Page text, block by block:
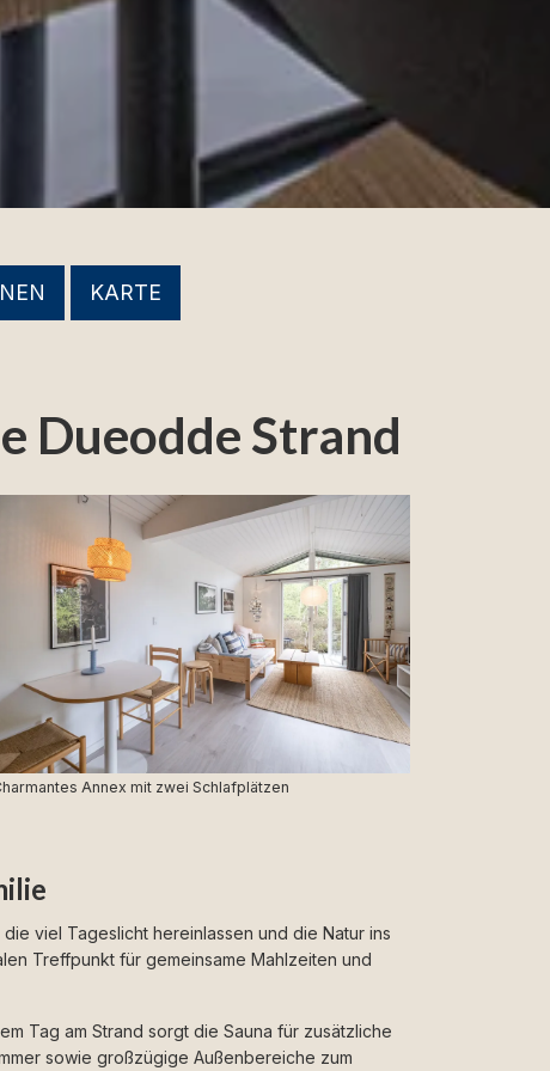
KARTE
Dueodde Strand
Annex mit zwei Schlafplätzen
viel Tageslicht hereinlassen und die Natur ins
Treffpunkt für gemeinsame Mahlzeiten und
Tag am Strand sorgt die Sauna für zusätzliche
sowie großzügige Außenbereiche zum